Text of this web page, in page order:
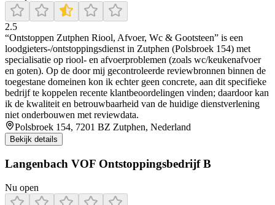
2.5
“Ontstoppen Zutphen Riool, Afvoer, Wc & Gootsteen” is een
loodgieters-/ontstoppingsdienst in Zutphen (Polsbroek 154) met
specialisatie op riool- en afvoerproblemen (zoals wc/keukenafvoer
en goten). Op de door mij gecontroleerde reviewbronnen binnen de
toegestane domeinen kon ik echter geen concrete, aan dit specifieke
bedrijf te koppelen recente klantbeoordelingen vinden; daardoor kan
ik de kwaliteit en betrouwbaarheid van de huidige dienstverlening
niet onderbouwen met reviewdata.
Polsbroek 154, 7201 BZ Zutphen, Nederland
Bekijk details
Langenbach VOF Ontstoppingsbedrijf B
Nu open